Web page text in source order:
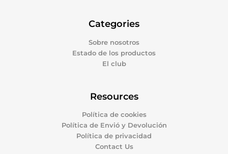
Categories
Sobre nosotros
Estado de los productos
El club
Resources
Política de cookies
Política de Envió y Devolución
Política de privacidad
Contact Us